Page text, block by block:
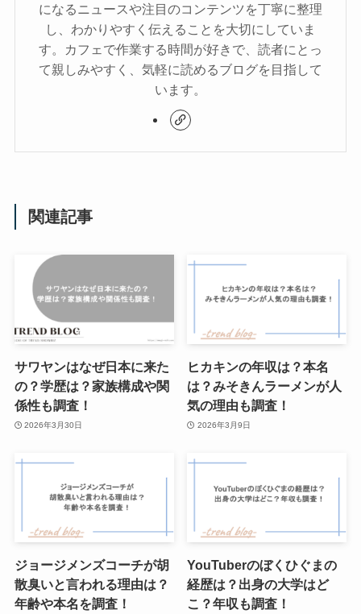
になるニュースや注目のコンテンツを丁寧に整理
し、わかりやすく伝えることを大切にしていま
す。カフェで作業する時間が好きで、読者にとっ
て親しみやすく、気軽に読めるブログを目指して
います。
関連記事
サワヤンはなぜ日本に来た
の？学歴は？家族構成や関
係性も調査！
2026年3月30日
ヒカキンの年収は？本名
は？みそきんラーメンが人
気の理由も調査！
2026年3月9日
ジョージメンズコーチが胡
散臭いと言われる理由は？
年齢や本名を調査！
YouTuberのぼくひぐまの
経歴は？出身の大学はど
こ？年収も調査！